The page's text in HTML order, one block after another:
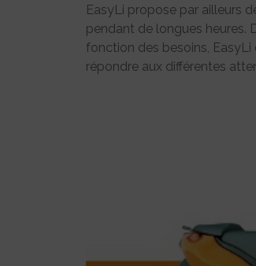
EasyLi propose par ailleurs
pendant de longues heures.
fonction des besoins,
répondre aux différentes